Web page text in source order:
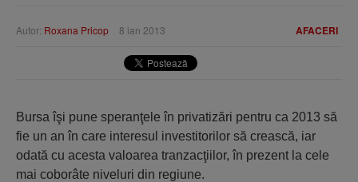
AFACERI
Autor: Roxana Pricop 8 ian 2013
Bursa îşi pune speranţele în privatizări pentru ca 2013 să
fie un an în care interesul investitorilor să crească, iar
odată cu acesta valoarea tranzacţiilor, în prezent la cele
mai coborâte niveluri din regiune.